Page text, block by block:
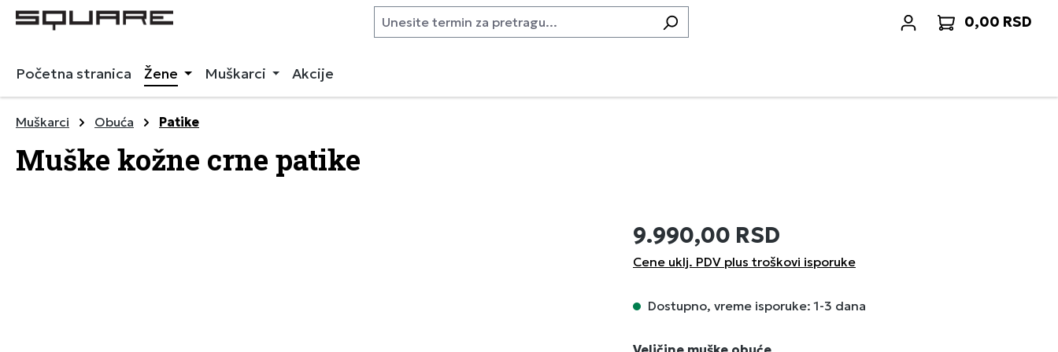
Preskoči na glavnu navigaciju 0,00 RSD
Početna stranica Žene Muškarci Akcije
Muškarci Obuća Patike
Muške kožne crne patike
9.990,00 RSD
Cene uklj. PDV plus troškovi isporuke
Dostupno, vreme isporuke: 1-3 dana
Izaberi